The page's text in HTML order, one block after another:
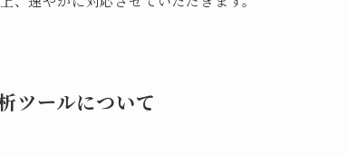
ツールについて